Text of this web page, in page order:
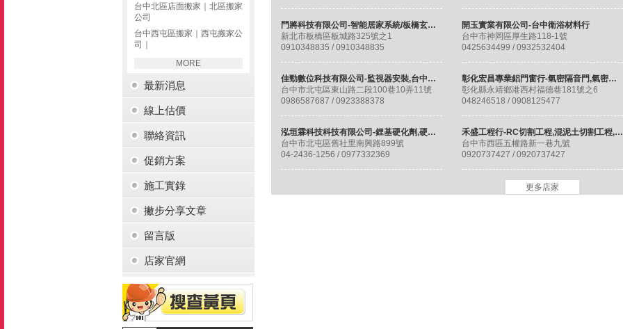
台中北區店面搬家｜北區搬家
公司
台中西屯區搬家｜西屯搬家公
司｜
MORE
最新消息
線上估價
聯絡資訊
促銷方案
施工實錄
撇步分享文章
留言版
店家官網
門將科技有限公司-智能居家系統/板橋玄關門/防火門/電子門鎖
新北市板橋區板城路325號之1
0910348835 / 0910348835
開玉實業有限公司-台中衛浴材料行
台中市神岡區厚生路118-1號
0425634499 / 0932532404
佳勁數位科技有限公司-監視器安裝,台中監視器安裝,北屯監視器安裝
台中市北屯區東山路二段100巷10弄11號
0986587687 / 0923388378
彰化宏昌專業鋁門窗行-氣密隔音門,氣密隔音窗,節能科技門窗,太陽光電工程
彰化縣永靖鄉港西村福德巷181號之6
048246518 / 0908125477
泓垣霖科技科技有限公司-鋰基硬化劑,硬化地坪,固化地坪
台中市北屯區舊社里南興路899號
04-2436-1256 / 0977332369
禾盛工程行-RC切割工程,混泥土切割工程,台中RC切割工程
台中市西區五權路新一巷九號
0920737427 / 0920737427
更多店家